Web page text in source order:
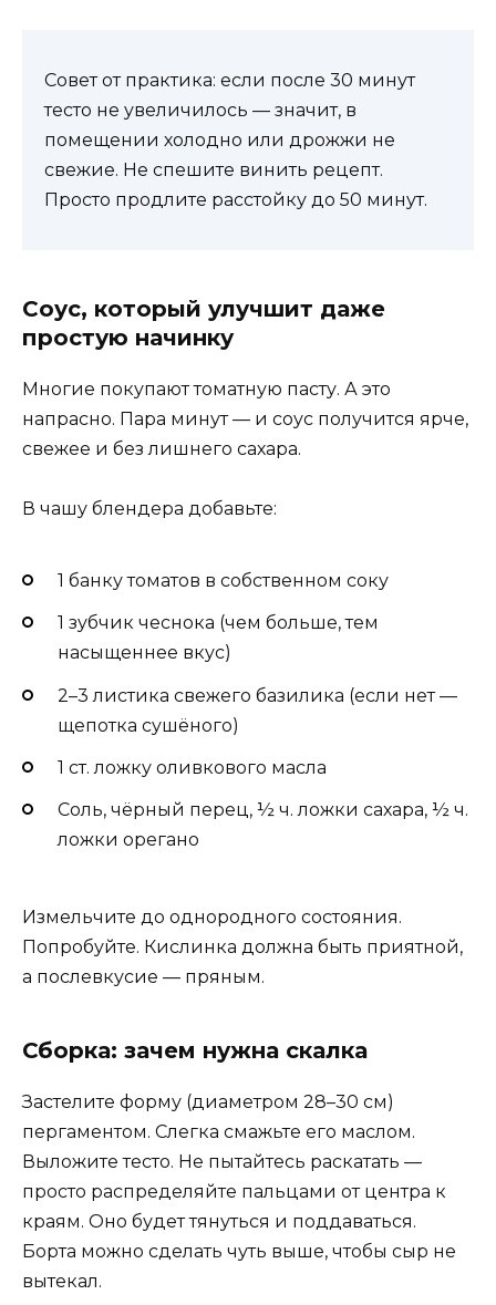
Совет от практика: если после 30 минут
тесто не увеличилось — значит, в
помещении холодно или дрожжи не
свежие. Не спешите винить рецепт.
Просто продлите расстойку до 50 минут.
Соус, который улучшит даже
простую начинку
Многие покупают томатную пасту. А это
напрасно. Пара минут — и соус получится ярче,
свежее и без лишнего сахара.
В чашу блендера добавьте:
1 банку томатов в собственном соку
1 зубчик чеснока (чем больше, тем
насыщеннее вкус)
2–3 листика свежего базилика (если нет —
щепотка сушёного)
1 ст. ложку оливкового масла
Соль, чёрный перец, ½ ч. ложки сахара, ½ ч.
ложки орегано
Измельчите до однородного состояния.
Попробуйте. Кислинка должна быть приятной,
а послевкусие — пряным.
Сборка: зачем нужна скалка
Застелите форму (диаметром 28–30 см)
пергаментом. Слегка смажьте его маслом.
Выложите тесто. Не пытайтесь раскатать —
просто распределяйте пальцами от центра к
краям. Оно будет тянуться и поддаваться.
Борта можно сделать чуть выше, чтобы сыр не
вытекал.